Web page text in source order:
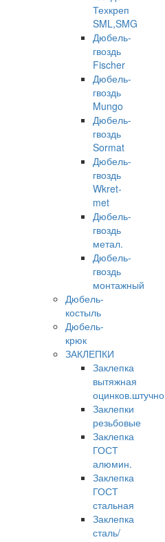
Техкреп
SML,SMG
Дюбель-
гвоздь
Fischer
Дюбель-
гвоздь
Mungo
Дюбель-
гвоздь
Sormat
Дюбель-
гвоздь
Wkret-
met
Дюбель-
гвоздь
метал.
Дюбель-
гвоздь
монтажный
Дюбель-
костыль
Дюбель-
крюк
ЗАКЛЕПКИ
Заклепка
вытяжная
оцинков.штучно
Заклепки
резьбовые
Заклепка
ГОСТ
алюмин.
Заклепка
ГОСТ
стальная
Заклепка
сталь/